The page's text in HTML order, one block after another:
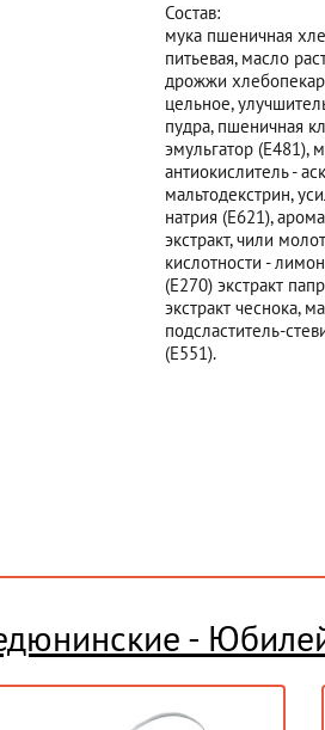
Состав:
мука пшеничная
питьевая, масло
дрожжи
цельное,
пудра, пшеничная
эмульгатор (Е481),
антиокислитель -
мальтодекстрин,
натрия (Е621),
экстракт, чили
кислотности -
(Е270) экстракт
экстракт чеснока,
подсластитель-
(Е551).
-